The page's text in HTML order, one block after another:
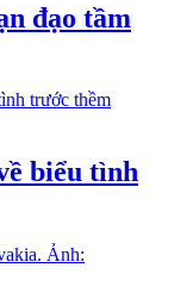
đạo tầm
biểu tình